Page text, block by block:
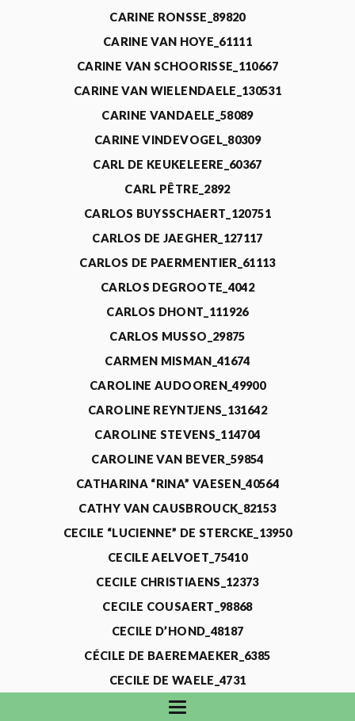
CARINE RONSSE_89820
CARINE VAN HOYE_61111
CARINE VAN SCHOORISSE_110667
CARINE VAN WIELENDAELE_130531
CARINE VANDAELE_58089
CARINE VINDEVOGEL_80309
CARL DE KEUKELEERE_60367
CARL PÊTRE_2892
CARLOS BUYSSCHAERT_120751
CARLOS DE JAEGHER_127117
CARLOS DE PAERMENTIER_61113
CARLOS DEGROOTE_4042
CARLOS DHONT_111926
CARLOS MUSSO_29875
CARMEN MISMAN_41674
CAROLINE AUDOOREN_49900
CAROLINE REYNTJENS_131642
CAROLINE STEVENS_114704
CAROLINE VAN BEVER_59854
CATHARINA “RINA” VAESEN_40564
CATHY VAN CAUSBROUCK_82153
CECILE “LUCIENNE” DE STERCKE_13950
CECILE AELVOET_75410
CECILE CHRISTIAENS_12373
CECILE COUSAERT_98868
CECILE D’HOND_48187
CÉCILE DE BAEREMAEKER_6385
CECILE DE WAELE_4731
CECILE DEVOS_115318